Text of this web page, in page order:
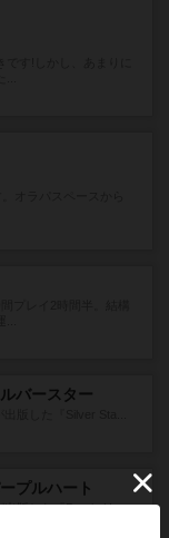
バースター
プルハート
版した『Purple Hea...